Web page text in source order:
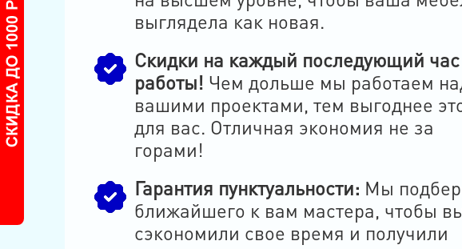
выглядела как новая.
Скидки на каждый последующий час
работы! Чем дольше мы работаем
вашими проектами, тем выгоднее
для вас. Отличная экономия не за
горами!
Гарантия пунктуальности: Мы
ближайшего к вам мастера, чтобы
сэкономили свое время и получили